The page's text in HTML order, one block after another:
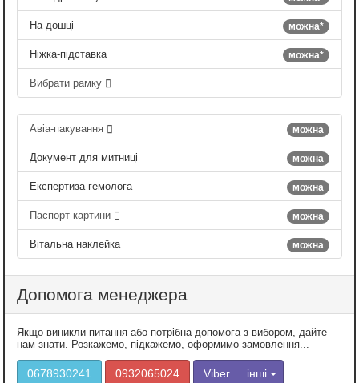
можна*
На дошці
можна*
Ніжка-підставка
Вибрати рамку
можна
Авіа-пакування
можна
Документ для митниці
можна
Експертиза гемолога
можна
Паспорт картини
можна
Вітальна наклейка
Допомога менеджера
Якщо виникли питання або потрібна допомога з вибором, дайте
нам знати. Розкажемо, підкажемо, оформимо замовлення...
0678930241 0932065024 Viber інші